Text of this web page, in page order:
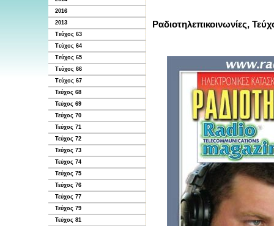
2016
2013
Tεύχος 63
Tεύχος 64
Tεύχος 65
Tεύχος 66
Tεύχος 67
Τεύχος 68
Τεύχος 69
Τεύχος 70
Τεύχος 71
Τεύχος 72
Τεύχος 73
Τεύχος 74
Τεύχος 75
Τεύχος 76
Τεύχος 77
Τεύχος 79
Τεύχος 81
Ραδιοτηλεπικοινωνίες,